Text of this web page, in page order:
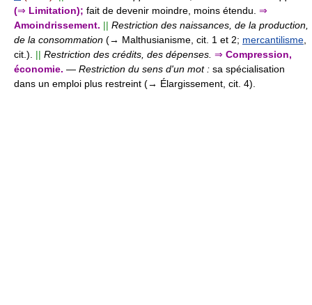
(⇒ Limitation); fait de devenir moindre, moins étendu. ⇒
Amoindrissement. || Restriction des naissances, de la production,
de la consommation (→ Malthusianisme, cit. 1 et 2; mercantilisme
cit.).
|| Restriction des crédits, des dépenses. ⇒ Compression,
économie. — Restriction du sens d'un mot : sa spécialisation
dans un emploi plus restreint (→ Élargissement, cit. 4).